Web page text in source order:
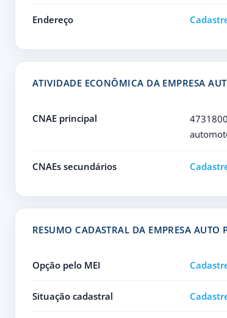
Endereço
ATIVIDADE ECONÔMICA DA EMPRESA
CNAE principal
CNAEs secundários
RESUMO CADASTRAL DA EMPRESA AUTO
Opção pelo MEI
Situação cadastral